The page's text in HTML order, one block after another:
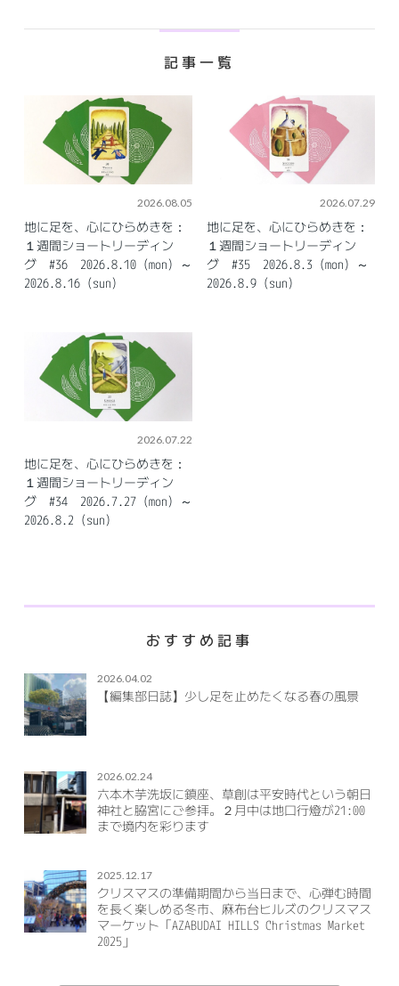
記事一覧
2026.08.05
地に足を、心にひらめきを：
１週間ショートリーディン
グ #36 2026.8.10（mon）～
2026.8.16（sun）
2026.07.29
地に足を、心にひらめきを：
１週間ショートリーディン
グ #35 2026.8.3（mon）～
2026.8.9（sun）
2026.07.22
地に足を、心にひらめきを：
１週間ショートリーディン
グ #34 2026.7.27（mon）～
2026.8.2（sun）
おすすめ記事
2026.04.02
【編集部日誌】少し足を止めたくなる春の風景
2026.02.24
六本木芋洗坂に鎮座、草創は平安時代という朝日
神社と脇宮にご参拝。２月中は地口行燈が21:00
まで境内を彩ります
2025.12.17
クリスマスの準備期間から当日まで、心弾む時間
を長く楽しめる冬市、麻布台ヒルズのクリスマス
マーケット「AZABUDAI HILLS Christmas Market
2025」